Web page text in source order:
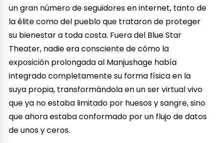
un gran número de seguidores en internet, tanto de
la élite como del pueblo que trataron de proteger
su bienestar a toda costa. Fuera del Blue Star
Theater, nadie era consciente de cómo la
exposición prolongada al Manjushage había
integrado completamente su forma física en la
suya propia, transformándola en un ser virtual vivo
que ya no estaba limitado por huesos y sangre, sino
que ahora estaba conformado por un flujo de datos
de unos y ceros.